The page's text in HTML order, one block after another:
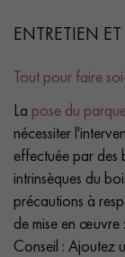
ENTRETIEN
Tout pour faire
La pose du
nécessiter
effectuée par des
intrinsèques du
précautions à
de mise en œuvre
Conseil : Ajoutez